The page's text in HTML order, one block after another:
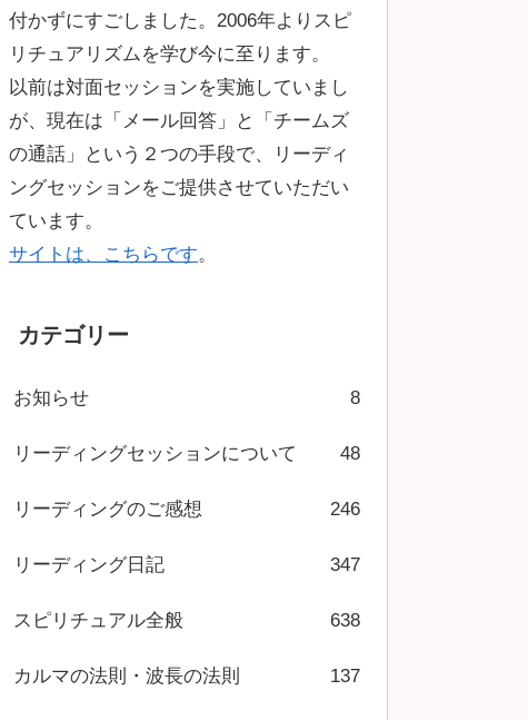
付かずにすごしました。2006年よりスピ
リチュアリズムを学び今に至ります。
以前は対面セッションを実施していまし
が、現在は「メール回答」と「チームズ
の通話」という２つの手段で、リーディ
ングセッションをご提供させていただい
ています。
サイトは、こちらです。
カテゴリー
お知らせ 8
リーディングセッションについて 48
リーディングのご感想 246
リーディング日記 347
スピリチュアル全般 638
カルマの法則・波長の法則 137